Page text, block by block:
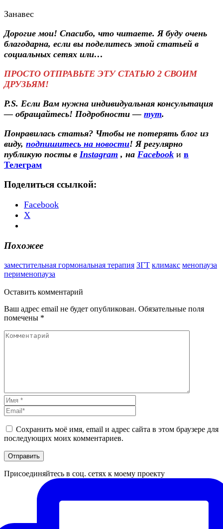
Занавес
Дорогие мои! Спасибо, что читаете. Я буду очень
благодарна, если вы поделитесь этой статьей в
социальных сетях или…
ПРОСТО ОТПРАВЬТЕ ЭТУ СТАТЬЮ 2 СВОИМ
ДРУЗЬЯМ!
P.S. Если Вам нужна индивидуальная консультация
— обращайтесь! Подробности — тут.
Понравилась статья? Чтобы не потерять блог из
виду, подпишитесь на новости! Я регулярно
публикую посты в Instagram , на Facebook и в
Телеграм
Поделиться ссылкой:
Facebook
X
Похожее
заместительная гормональная терапия ЗГТ климакс менопауза
перименопауза
Оставить комментарий
Ваш адрес email не будет опубликован. Обязательные поля
помечены *
Сохранить моё имя, email и адрес сайта в этом браузере для
последующих моих комментариев.
Присоединяйтесь в соц. сетях к моему проекту